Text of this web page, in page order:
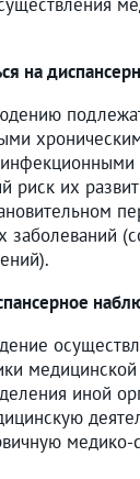
на
их
медицинской
иной
медико-